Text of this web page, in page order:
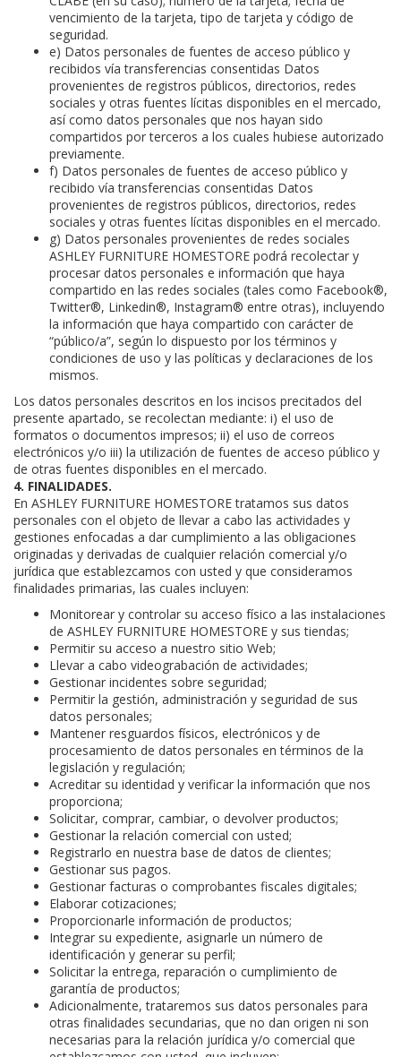
vencimiento de la tarjeta, tipo de tarjeta y código de
seguridad.
e) Datos personales de fuentes de acceso público y
recibidos vía transferencias consentidas Datos
provenientes de registros públicos, directorios, redes
sociales y otras fuentes lícitas disponibles en el mercado,
así como datos personales que nos hayan sido
compartidos por terceros a los cuales hubiese autorizado
previamente.
f) Datos personales de fuentes de acceso público y
recibido vía transferencias consentidas Datos
provenientes de registros públicos, directorios, redes
sociales y otras fuentes lícitas disponibles en el mercado.
g) Datos personales provenientes de redes sociales
ASHLEY FURNITURE HOMESTORE podrá recolectar y
procesar datos personales e información que haya
compartido en las redes sociales (tales como Facebook®,
Twitter®, Linkedin®, Instagram® entre otras), incluyendo
la información que haya compartido con carácter de
“público/a”, según lo dispuesto por los términos y
condiciones de uso y las políticas y declaraciones de los
mismos.
Los datos personales descritos en los incisos precitados del
presente apartado, se recolectan mediante: i) el uso de
formatos o documentos impresos; ii) el uso de correos
electrónicos y/o iii) la utilización de fuentes de acceso público y
de otras fuentes disponibles en el mercado.
4. FINALIDADES.
En ASHLEY FURNITURE HOMESTORE tratamos sus datos
personales con el objeto de llevar a cabo las actividades y
gestiones enfocadas a dar cumplimiento a las obligaciones
originadas y derivadas de cualquier relación comercial y/o
jurídica que establezcamos con usted y que consideramos
finalidades primarias, las cuales incluyen:
Monitorear y controlar su acceso físico a las instalaciones
de ASHLEY FURNITURE HOMESTORE y sus tiendas;
Permitir su acceso a nuestro sitio Web;
Llevar a cabo videograbación de actividades;
Gestionar incidentes sobre seguridad;
Permitir la gestión, administración y seguridad de sus
datos personales;
Mantener resguardos físicos, electrónicos y de
procesamiento de datos personales en términos de la
legislación y regulación;
Acreditar su identidad y verificar la información que nos
proporciona;
Solicitar, comprar, cambiar, o devolver productos;
Gestionar la relación comercial con usted;
Registrarlo en nuestra base de datos de clientes;
Gestionar sus pagos.
Gestionar facturas o comprobantes fiscales digitales;
Elaborar cotizaciones;
Proporcionarle información de productos;
Integrar su expediente, asignarle un número de
identificación y generar su perfil;
Solicitar la entrega, reparación o cumplimiento de
garantía de productos;
Adicionalmente, trataremos sus datos personales para
otras finalidades secundarias, que no dan origen ni son
necesarias para la relación jurídica y/o comercial que